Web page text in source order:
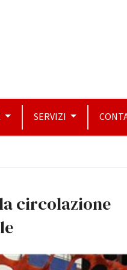
SERVIZI
circolazione